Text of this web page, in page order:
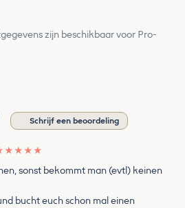
zijn beschikbaar voor Pro-
Schrijf een beoordeling
★ ★ ★ ★
sonst bekommt man (evtl) keinen
bucht euch schon mal einen